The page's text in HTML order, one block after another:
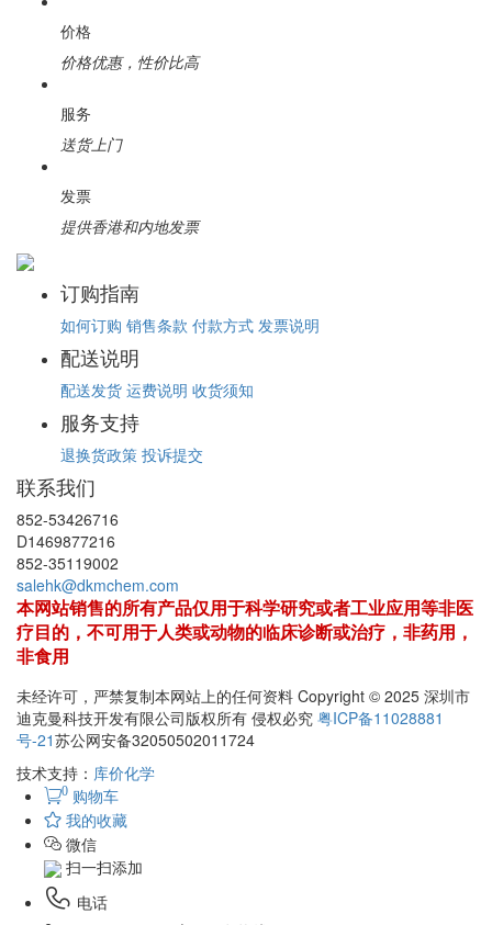
价格
价格优惠，性价比高
服务
送货上门
发票
提供香港和内地发票
订购指南
如何订购 销售条款 付款方式 发票说明
配送说明
配送发货 运费说明 收货须知
服务支持
退换货政策 投诉提交
联系我们
852-53426716
D1469877216
852-35119002
salehk@dkmchem.com
本网站销售的所有产品仅用于科学研究或者工业应用等非医
疗目的，不可用于人类或动物的临床诊断或治疗，非药用，
非食用
未经许可，严禁复制本网站上的任何资料 Copyright © 2025 深圳市
迪克曼科技开发有限公司版权所有 侵权必究 粤ICP备11028881
号-21苏公网安备32050502011724
技术支持： 库价化学
0 购物车
我的收藏
微信
扫一扫添加
电话